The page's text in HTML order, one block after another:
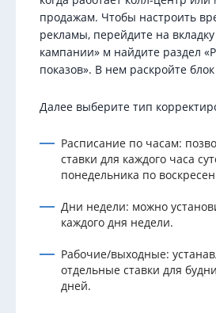
продажам. Чтобы настроить
рекламы, перейдите на
кампании» м найдите раздел
показов». В нем раскройте
Далее выберите тип
Расписание по часам:
ставки для каждого часа
понедельника по
Дни недели: можно
каждого дня недели.
Рабочие/выходные:
отдельные ставки для
дней.